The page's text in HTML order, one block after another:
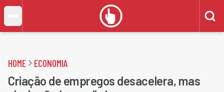
HOME ECONOMIA
Criação de empregos desacelera, mas